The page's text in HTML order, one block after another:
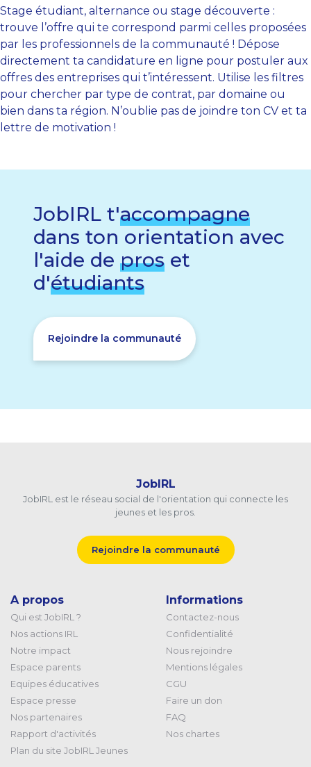
Stage étudiant, alternance ou stage découverte :
trouve l’offre qui te correspond parmi celles proposées
par les professionnels de la communauté ! Dépose
directement ta candidature en ligne pour postuler aux
offres des entreprises qui t’intéressent. Utilise les filtres
pour chercher par type de contrat, par domaine ou
bien dans ta région. N’oublie pas de joindre ton CV et ta
lettre de motivation !
JobIRL t'accompagne
dans ton orientation avec
l'aide de pros et
d'étudiants
Rejoindre la communauté
JobIRL
JobIRL est le réseau social de l'orientation qui connecte les
jeunes et les pros.
Rejoindre la communauté
A propos
Qui est JobIRL ?
Nos actions IRL
Notre impact
Espace parents
Equipes éducatives
Espace presse
Nos partenaires
Rapport d'activités
Plan du site JobIRL Jeunes
Informations
Contactez-nous
Confidentialité
Nous rejoindre
Mentions légales
CGU
Faire un don
FAQ
Nos chartes